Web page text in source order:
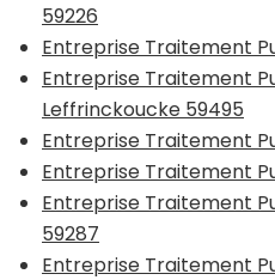
59226
Entreprise Traitement
Entreprise Traitement
Leffrinckoucke 59495
Entreprise Traitement
Entreprise Traitement
Entreprise Traitement
59287
Entreprise Traitement